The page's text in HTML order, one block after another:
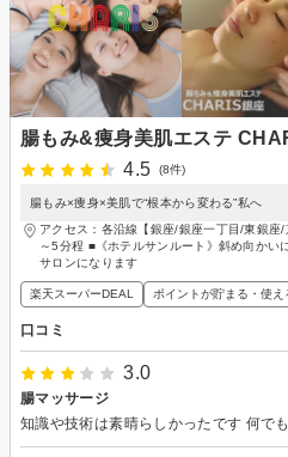
腸もみ&痩身美肌エステ
4.5
(8件)
腸もみ×痩身×美肌で“根本から変わる”私へ
アクセス：各沿線【銀座/銀座一丁目/東銀
～5分程 ■《ホテルサンルート》斜め向かい
サロンになります
楽天スーパーDEAL ポイントが貯まる・使え
口コミ
3.0
腸マッサージ